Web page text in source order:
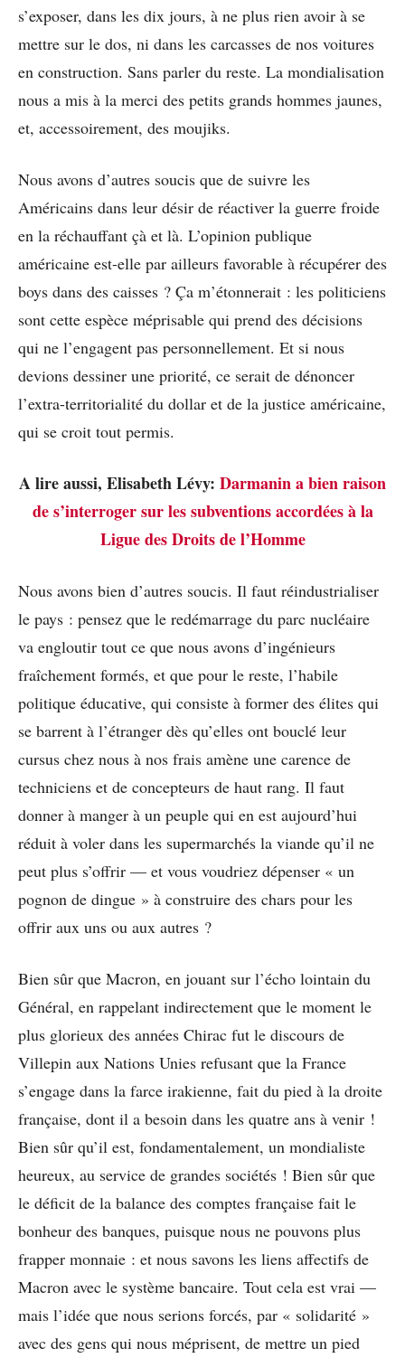
s’exposer, dans les dix jours, à ne plus rien avoir à se
mettre sur le dos, ni dans les carcasses de nos voitures
en construction. Sans parler du reste. La mondialisation
nous a mis à la merci des petits grands hommes jaunes,
et, accessoirement, des moujiks.
Nous avons d’autres soucis que de suivre les
Américains dans leur désir de réactiver la guerre froide
en la réchauffant çà et là. L’opinion publique
américaine est-elle par ailleurs favorable à récupérer des
boys dans des caisses ? Ça m’étonnerait : les politiciens
sont cette espèce méprisable qui prend des décisions
qui ne l’engagent pas personnellement. Et si nous
devions dessiner une priorité, ce serait de dénoncer
l’extra-territorialité du dollar et de la justice américaine,
qui se croit tout permis.
A lire aussi, Elisabeth Lévy: Darmanin a bien raison
de s’interroger sur les subventions accordées à la
Ligue des Droits de l’Homme
Nous avons bien d’autres soucis. Il faut réindustrialiser
le pays : pensez que le redémarrage du parc nucléaire
va engloutir tout ce que nous avons d’ingénieurs
fraîchement formés, et que pour le reste, l’habile
politique éducative, qui consiste à former des élites qui
se barrent à l’étranger dès qu’elles ont bouclé leur
cursus chez nous à nos frais amène une carence de
techniciens et de concepteurs de haut rang. Il faut
donner à manger à un peuple qui en est aujourd’hui
réduit à voler dans les supermarchés la viande qu’il ne
peut plus s’offrir — et vous voudriez dépenser « un
pognon de dingue » à construire des chars pour les
offrir aux uns ou aux autres ?
Bien sûr que Macron, en jouant sur l’écho lointain du
Général, en rappelant indirectement que le moment le
plus glorieux des années Chirac fut le discours de
Villepin aux Nations Unies refusant que la France
s’engage dans la farce irakienne, fait du pied à la droite
française, dont il a besoin dans les quatre ans à venir !
Bien sûr qu’il est, fondamentalement, un mondialiste
heureux, au service de grandes sociétés ! Bien sûr que
le déficit de la balance des comptes française fait le
bonheur des banques, puisque nous ne pouvons plus
frapper monnaie : et nous savons les liens affectifs de
Macron avec le système bancaire. Tout cela est vrai —
mais l’idée que nous serions forcés, par « solidarité »
avec des gens qui nous méprisent, de mettre un pied